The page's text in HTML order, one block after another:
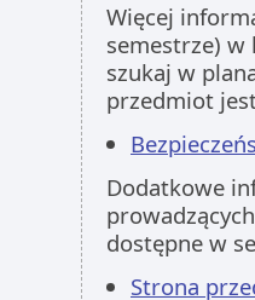
Więcej
semestrze)
szukaj w
przedmiot
Dodatkowe
dostępne w
Strona